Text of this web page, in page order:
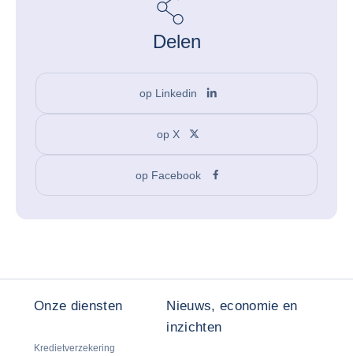
Delen
op Linkedin
op X
op Facebook
Onze diensten
Kredietverzekering
Nieuws, economie en
inzichten